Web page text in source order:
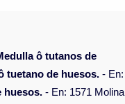
ô tutanos de
tuetano de huesos. - En:
huesos. - En: 1571 Molina